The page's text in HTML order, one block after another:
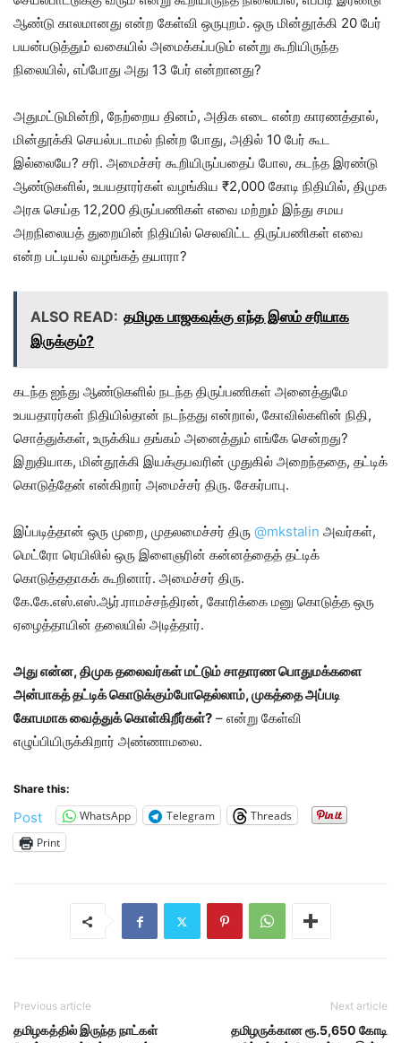
ஆண்டு காலமானது என்ற கேள்வி ஒருபுறம். ஒரு மின்தூக்கி 20 பேர்
பயன்படுத்தும் வகையில் அமைக்கப்படும் என்று கூறியிருந்த
நிலையில், எப்போது அது 13 பேர் என்றானது?
அதுமட்டுமின்றி, நேற்றைய தினம், அதிக எடை என்ற காரணத்தால்,
மின்தூக்கி செயல்படாமல் நின்ற போது, அதில் 10 பேர் கூட
இல்லையே? சரி. அமைச்சர் கூறியிருப்பதைப் போல, கடந்த இரண்டு
ஆண்டுகளில், உபயதாரர்கள் வழங்கிய ₹2,000 கோடி நிதியில், திமுக
அரசு செய்த 12,200 திருப்பணிகள் எவை மற்றும் இந்து சமய
அறநிலையத் துறையின் நிதியில் செலவிட்ட திருப்பணிகள் எவை
என்ற பட்டியல் வழங்கத் தயாரா?
ALSO READ: தமிழக பாஜகவுக்கு எந்த இஸம் சரியாக
இருக்கும்?
கடந்த ஐந்து ஆண்டுகளில் நடந்த திருப்பணிகள் அனைத்துமே
உபயதாரர்கள் நிதியில்தான் நடந்தது என்றால், கோவில்களின் நிதி,
சொத்துக்கள், உருக்கிய தங்கம் அனைத்தும் எங்கே சென்றது?
இறுதியாக, மின்தூக்கி இயக்குபவரின் முதுகில் அறைந்ததை, தட்டிக்
கொடுத்தேன் என்கிறார் அமைச்சர் திரு. சேகர்பாபு.
இப்படித்தான் ஒரு முறை, முதலமைச்சர் திரு @mkstalin அவர்கள்,
மெட்ரோ ரெயிலில் ஒரு இளைஞரின் கன்னத்தைத் தட்டிக்
கொடுத்ததாகக் கூறினார். அமைச்சர் திரு.
கே.கே.எஸ்.எஸ்.ஆர்.ராமச்சந்திரன், கோரிக்கை மனு கொடுத்த ஒரு
ஏழைத்தாயின் தலையில் அடித்தார்.
அது என்ன, திமுக தலைவர்கள் மட்டும் சாதாரண பொதுமக்களை
அன்பாகத் தட்டிக் கொடுக்கும்போதெல்லாம், முகத்தை அப்படி
கோபமாக வைத்துக் கொள்கிறீர்கள்? – என்று கேள்வி
எழுப்பியிருக்கிறார் அண்ணாமலை.
Share this:
Post WhatsApp Telegram
Threads
Print
Previous article
தமிழகத்தில் இருந்த நாட்கள்
Next article
தமிழருக்கான ரூ.5,650 கோடி